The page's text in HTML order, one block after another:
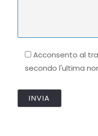
Acconsento al
secondo l'ultima